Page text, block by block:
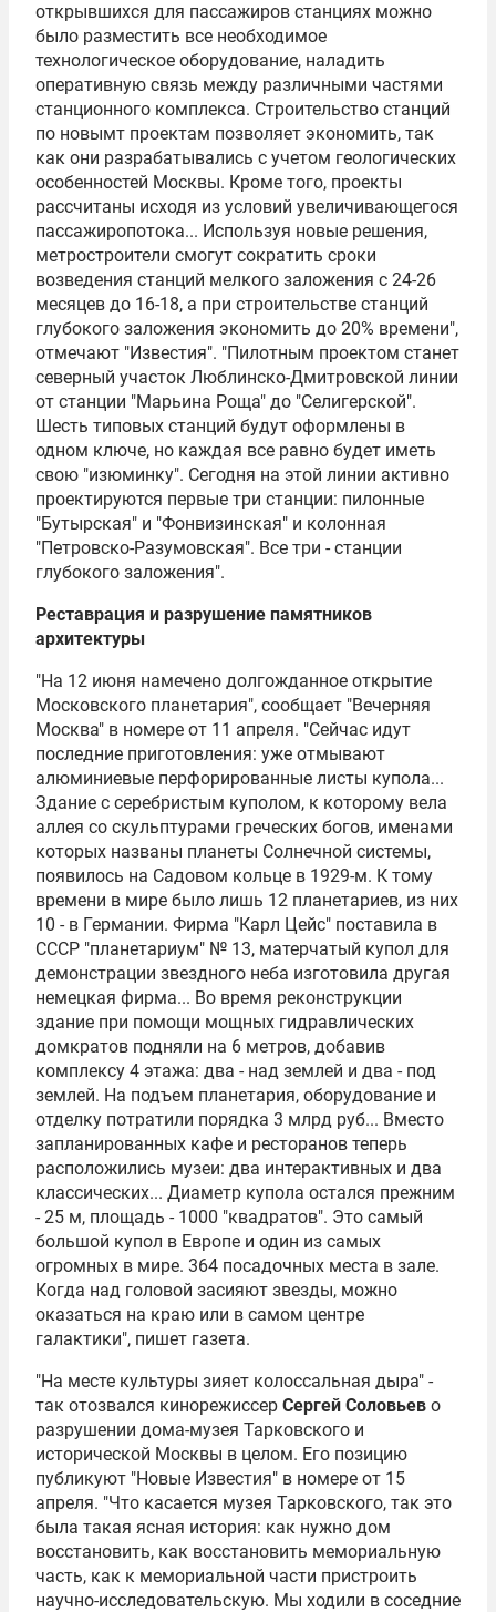
открывшихся для пассажиров станциях можно
было разместить все необходимое
технологическое оборудование, наладить
оперативную связь между различными частями
станционного комплекса. Строительство станций
по новымт проектам позволяет экономить, так
как они разрабатывались с учетом геологических
особенностей Москвы. Кроме того, проекты
рассчитаны исходя из условий увеличивающегося
пассажиропотока... Используя новые решения,
метростроители смогут сократить сроки
возведения станций мелкого заложения с 24-26
месяцев до 16-18, а при строительстве станций
глубокого заложения экономить до 20% времени",
отмечают "Известия". "Пилотным проектом станет
северный участок Люблинско-Дмитровской линии
от станции "Марьина Роща" до "Селигерской".
Шесть типовых станций будут оформлены в
одном ключе, но каждая все равно будет иметь
свою "изюминку". Сегодня на этой линии активно
проектируются первые три станции: пилонные
"Бутырская" и "Фонвизинская" и колонная
"Петровско-Разумовская". Все три - станции
глубокого заложения".
Реставрация и разрушение памятников
архитектуры
"На 12 июня намечено долгожданное открытие
Московского планетария", сообщает "Вечерняя
Москва" в номере от 11 апреля. "Сейчас идут
последние приготовления: уже отмывают
алюминиевые перфорированные листы купола...
Здание с серебристым куполом, к которому вела
аллея со скульптурами греческих богов, именами
которых названы планеты Солнечной системы,
появилось на Садовом кольце в 1929-м. К тому
времени в мире было лишь 12 планетариев, из них
10 - в Германии. Фирма "Карл Цейс" поставила в
СССР "планетариум" № 13, матерчатый купол для
демонстрации звездного неба изготовила другая
немецкая фирма... Во время реконструкции
здание при помощи мощных гидравлических
домкратов подняли на 6 метров, добавив
комплексу 4 этажа: два - над землей и два - под
землей. На подъем планетария, оборудование и
отделку потратили порядка 3 млрд руб... Вместо
запланированных кафе и ресторанов теперь
расположились музеи: два интерактивных и два
классических... Диаметр купола остался прежним
- 25 м, площадь - 1000 "квадратов". Это самый
большой купол в Европе и один из самых
огромных в мире. 364 посадочных места в зале.
Когда над головой засияют звезды, можно
оказаться на краю или в самом центре
галактики", пишет газета.
"На месте культуры зияет колоссальная дыра" -
так отозвался кинорежиссер Сергей Соловьев о
разрушении дома-музея Тарковского и
исторической Москвы в целом. Его позицию
публикуют "Новые Известия" в номере от 15
апреля. "Что касается музея Тарковского, так это
была такая ясная история: как нужно дом
восстановить, как восстановить мемориальную
часть, как к мемориальной части пристроить
научно-исследовательскую. Мы ходили в соседние